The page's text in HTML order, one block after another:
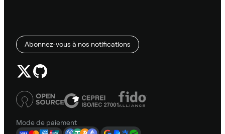
Abonnez-vous à nos notifications
Mode de paiement